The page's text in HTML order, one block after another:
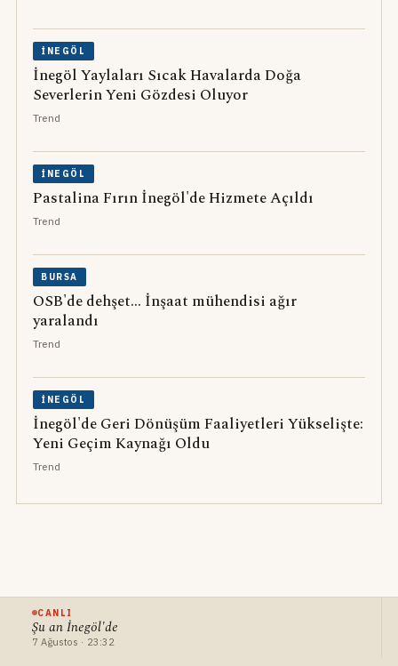
İNEGÖL
İnegöl Yaylaları Sıcak Havalarda Doğa
Severlerin Yeni Gözdesi Oluyor
Trend
İNEGÖL
Pastalina Fırın İnegöl'de Hizmete Açıldı
Trend
BURSA
OSB'de dehşet... İnşaat mühendisi ağır
yaralandı
Trend
İNEGÖL
İnegöl'de Geri Dönüşüm Faaliyetleri Yükselişte:
Yeni Geçim Kaynağı Oldu
Trend
CANLI
Şu an İnegöl'de
7 Ağustos · 23:32